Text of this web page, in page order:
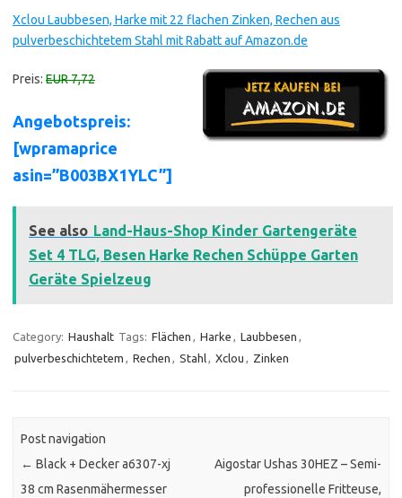
Xclou Laubbesen, Harke mit 22 flachen Zinken, Rechen aus
pulverbeschichtetem Stahl mit Rabatt auf Amazon.de
Preis: EUR 7,72
Angebotspreis:
[wpramaprice
asin=”B003BX1YLC”]
See also Land-Haus-Shop Kinder Gartengeräte
Set 4 TLG, Besen Harke Rechen Schüppe Garten
Geräte Spielzeug
Category: Haushalt Tags: Flächen , Harke , Laubbesen ,
pulverbeschichtetem , Rechen , Stahl, Xclou , Zinken
Post navigation
← Black + Decker a6307-xj
38 cm Rasenmähermesser
Aigostar Ushas 30HEZ – Semi-
professionelle Fritteuse,